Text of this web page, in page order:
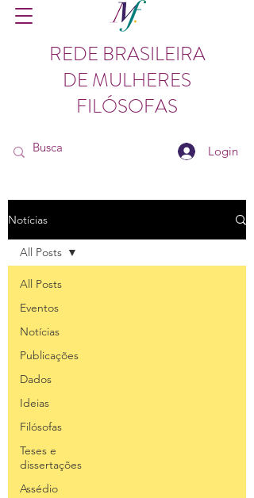
REDE BRASILEIRA
DE MULHERES
FILÓSOFAS
Login
Notícias
All Posts
Eventos
Notícias
Publicações
Dados
Ideias
Filósofas
Teses e
dissertações
Assédio
All Posts